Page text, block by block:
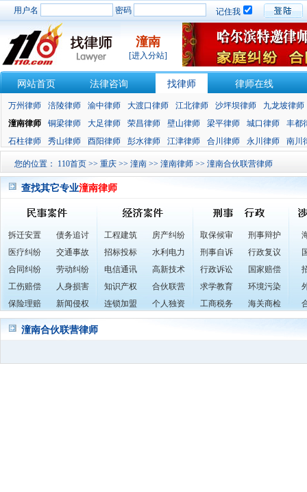
用户名 密码 记住我
潼南
[进入分站]
网站首页 法律咨询 找律师 律师在线
万州律师 涪陵律师 渝中律师 大渡口律师 江北律师 沙坪坝律师
九龙坡律师
潼南律师
铜梁律师 大足律师 荣昌律师 壁山律师 梁平律师 城口律师
丰都
石柱律师
秀山律师 酉阳律师 彭水律师 江津律师 合川律师 永川律师 南川
您的位置： 110首页 >> 重庆 >> 潼南 >> 潼南律师 >> 潼南合伙联营律师
查找其它专业潼南律师
拆迁安置
债务追讨
医疗纠纷
交通事故
合同纠纷
劳动纠纷
工伤赔偿
人身损害
保险理赔
新闻侵权
工程建筑
房产纠纷
招标投标
水利电力
电信通讯
高新技术
知识产权
合伙联营
连锁加盟
个人独资
取保候审
刑事辩护
刑事自诉
行政复议
行政诉讼
国家赔偿
求学教育
环境污染
工商税务
海关商检
潼南合伙联营律师